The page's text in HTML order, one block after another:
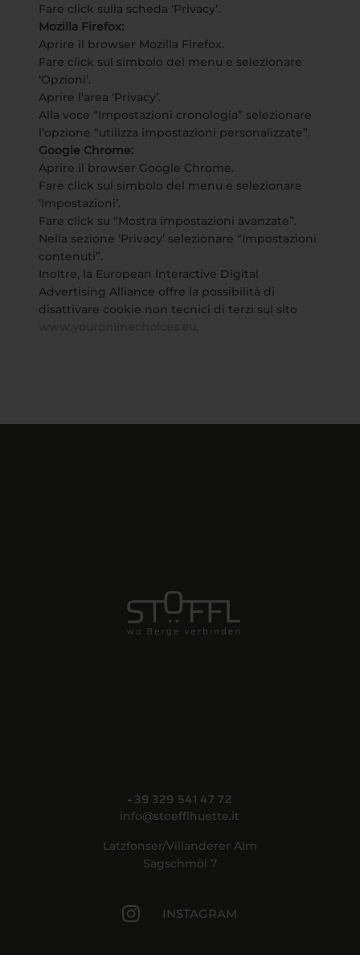
Fare click sulla scheda ‘Privacy’.
Mozilla Firefox:
Aprire il browser Mozilla Firefox.
Fare click sul simbolo del menu e selezionare
‘Opzioni’.
Aprire l’area ‘Privacy’.
Alla voce “Impostazioni cronologia” selezionare
l’opzione “utilizza impostazioni personalizzate”.
Google Chrome:
Aprire il browser Google Chrome.
Fare click sul simbolo del menu e selezionare
‘Impostazioni’.
Fare click su “Mostra impostazioni avanzate”.
Nella sezione ‘Privacy’ selezionare “Impostazioni
contenuti”.
Inoltre, la European Interactive Digital
Advertising Alliance offre la possibilità di
disattivare cookie non tecnici di terzi sul sito
.
INSTAGRAM
+39 329 541 47 72
info@stoefflhuette.it
Latzfonser/Villanderer Alm
Sagschmöl 7